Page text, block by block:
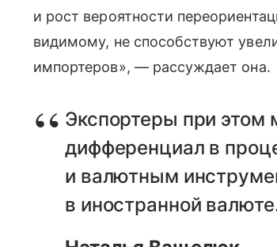
и рост вероятности
видимому, не способствуют
импортеров», — рассуждает она.
Экспортеры при этом
дифференциал в
и валютным
в иностранной